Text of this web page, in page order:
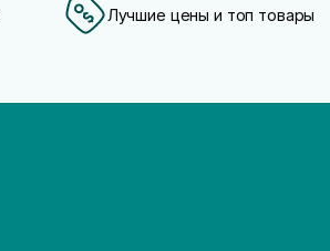
Лучшие цены и топ товары